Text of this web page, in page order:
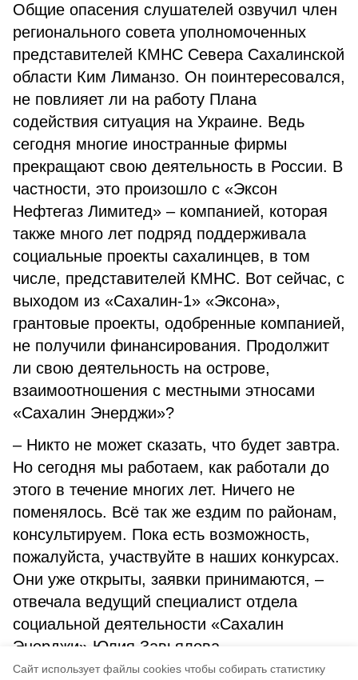
Cайт использует файлы cookies чтобы собирать статистику
Общие опасения слушателей озвучил член
регионального совета уполномоченных
представителей КМНС Севера Сахалинской
области Ким Лиманзо. Он поинтересовался,
не повлияет ли на работу Плана
содействия ситуация на Украине. Ведь
сегодня многие иностранные фирмы
прекращают свою деятельность в России. В
частности, это произошло с «Эксон
Нефтегаз Лимитед» – компанией, которая
также много лет подряд поддерживала
социальные проекты сахалинцев, в том
числе, представителей КМНС. Вот сейчас, с
выходом из «Сахалин-1» «Эксона»,
грантовые проекты, одобренные компанией,
не получили финансирования. Продолжит
ли свою деятельность на острове,
взаимоотношения с местными этносами
«Сахалин Энерджи»?
– Никто не может сказать, что будет завтра.
Но сегодня мы работаем, как работали до
этого в течение многих лет. Ничего не
поменялось. Всё так же ездим по районам,
консультируем. Пока есть возможность,
пожалуйста, участвуйте в наших конкурсах.
Они уже открыты, заявки принимаются, –
отвечала ведущий специалист отдела
социальной деятельности «Сахалин
Энерджи» Юлия Завьялова.